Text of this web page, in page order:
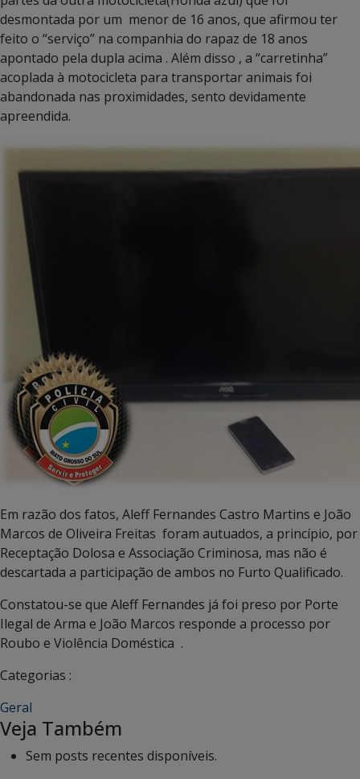
desmontada por um menor de 16 anos, que afirmou ter
feito o “serviço” na companhia do rapaz de 18 anos
apontado pela dupla acima . Além disso , a “carretinha”
acoplada à motocicleta para transportar animais foi
abandonada nas proximidades, sento devidamente
apreendida.
Em razão dos fatos, Aleff Fernandes Castro Martins e João
Marcos de Oliveira Freitas foram autuados, a princípio, por
Receptação Dolosa e Associação Criminosa, mas não é
descartada a participação de ambos no Furto Qualificado.
Constatou-se que Aleff Fernandes já foi preso por Porte
Ilegal de Arma e João Marcos responde a processo por
Roubo e Violência Doméstica .
Categorias :
Geral
Veja Também
Sem posts recentes disponíveis.